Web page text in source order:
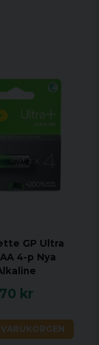
GP Ultra
4-p Nya
70 kr